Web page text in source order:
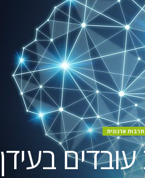
תרבות ארגונית
בעידן